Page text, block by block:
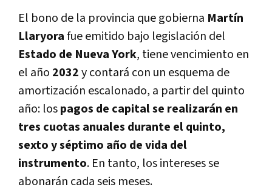
El bono de la provincia que gobierna Martín
Llaryorafue emitido bajo legislación del
Estado de Nueva York, tiene vencimiento en
el año 2032y contará con un esquema de
amortización escalonado, a partir del quinto
año: lospagos de capital se realizarán en
tres cuotas anuales durante el quinto,
sexto y séptimo año de vida del
instrumento. En tanto, los intereses se
abonarán cada seis meses.